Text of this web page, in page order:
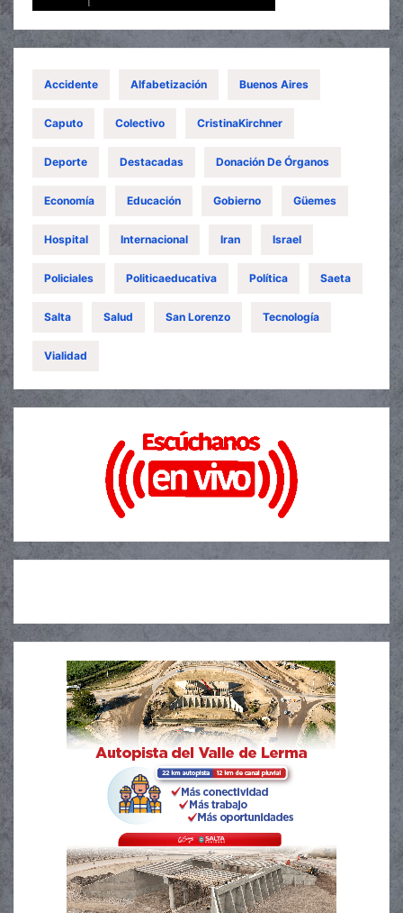
Accidente Alfabetización Buenos Aires
Caputo Colectivo CristinaKirchner
Deporte Destacadas Donación De Órganos
Economía Educación Gobierno Güemes
Hospital Internacional Iran Israel
Policiales Politicaeducativa Política Saeta
Salta Salud San Lorenzo Tecnología
Vialidad